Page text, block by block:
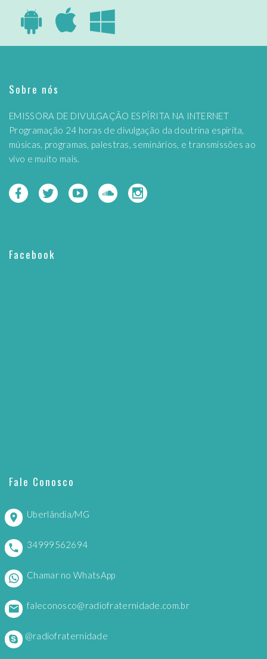
Sobre nós
EMISSORA DE DIVULGAÇÃO ESPÍRITA NA INTERNET
Programação 24 horas de divulgação da doutrina espírita,
músicas, programas, palestras, seminários, e transmissões ao
vivo e muito mais.
Facebook
Fale Conosco
Uberlândia/MG
34999562694
Chamar no WhatsApp
faleconosco@radiofraternidade.com.br
@radiofraternidade